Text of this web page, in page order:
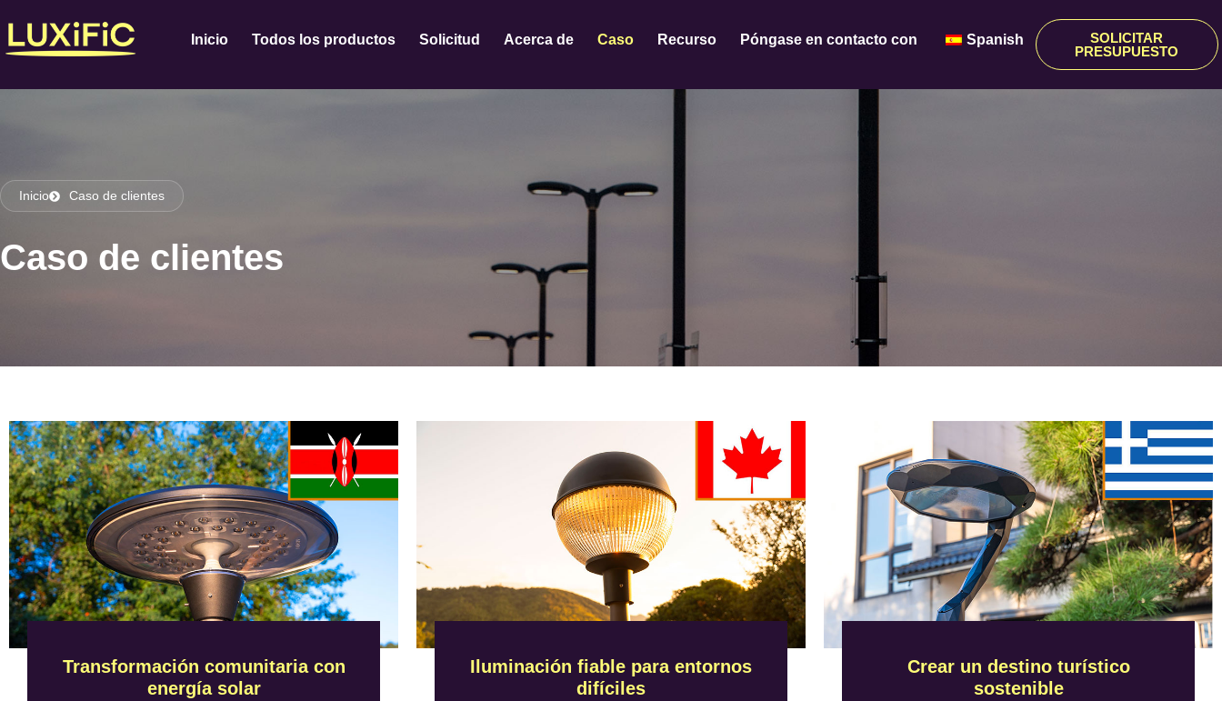
Inicio Todos los productos Solicitud Acerca de Caso Recurso Póngase en contacto con Spanish
SOLICITAR
PRESUPUESTO
Inicio Caso de clientes
Caso de clientes
Transformación comunitaria con
energía solar
Iluminación fiable para entornos
difíciles
Crear un destino turístico
sostenible